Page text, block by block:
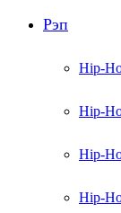
Рэп
Hip-
Hip-
Hip-
Hip-